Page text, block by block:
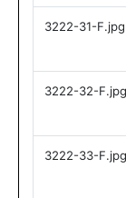
3222-31-F.jpg
3222-32-F.jpg
3222-33-F.jpg